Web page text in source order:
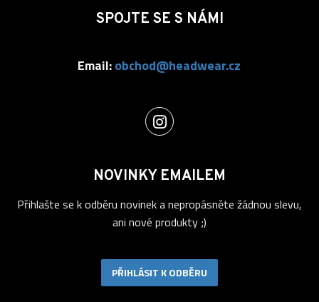
SPOJTE SE S NÁMI
Email:obchod@headwear.cz
NOVINKY EMAILEM
Přihlašte se k odběru novinek a nepropásněte žádnou slevu,
ani nové produkty ;)
PŘIHLÁSIT K ODBĚRU